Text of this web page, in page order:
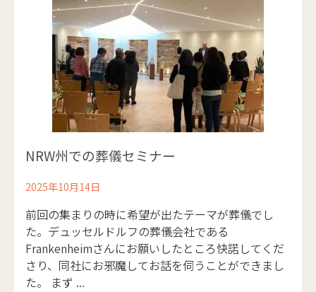
NRW州での葬儀セミナー
2025年10月14日
前回の集まりの時に希望が出たテーマが葬儀でし
た。デュッセルドルフの葬儀会社である
Frankenheimさんにお願いしたところ快諾してくだ
さり、同社にお邪魔してお話を伺うことができまし
た。 まず ...